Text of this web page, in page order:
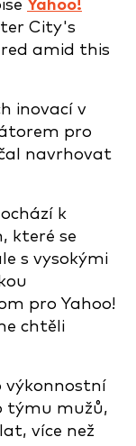
Yahoo!
City's
amid this
inovací v
pro
navrhovat
k
které se
s vysokými
pro Yahoo!
chtěli
výkonnostní
týmu mužů,
více než